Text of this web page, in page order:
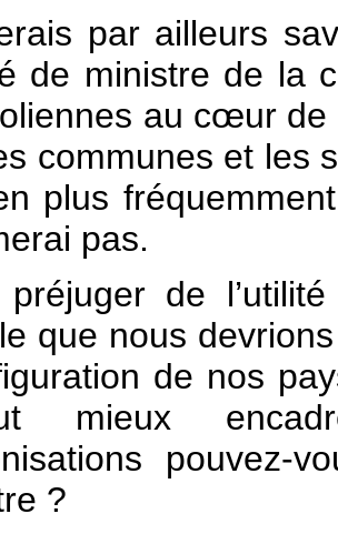
par ailleurs
de ministre de la
au cœur de
communes et les
plus
pas.
préjuger de
que nous
de nos
mieux
pouvez-
?